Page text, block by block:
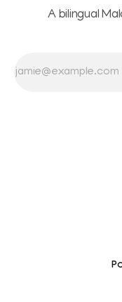
A bilingual